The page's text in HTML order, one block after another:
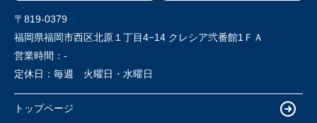
〒819-0379
福岡県福岡市西区北原１丁目4−14 クレシア弐番館1ＦＡ
営業時間： -
定休日： 毎週 火曜日・水曜日
トップページ